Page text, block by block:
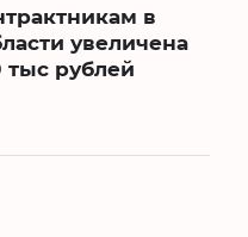
в
увеличена
тыс рублей